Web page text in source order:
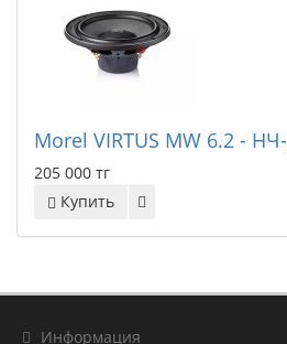
Morel VIRTUS MW 6.2 -
205 000 тг
Купить
Информация